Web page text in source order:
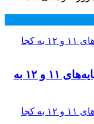
مصوبه تاثیر قطعی معدل برای پایه‌های ۱۱ و ۱۲ به